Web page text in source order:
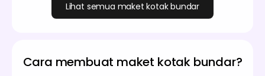
Lihat semua maket kotak bundar
Cara membuat maket kotak bundar?